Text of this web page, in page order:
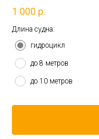
1 000 р.
Длина судна:
гидроцикл
до 8 метров
до 10 метров